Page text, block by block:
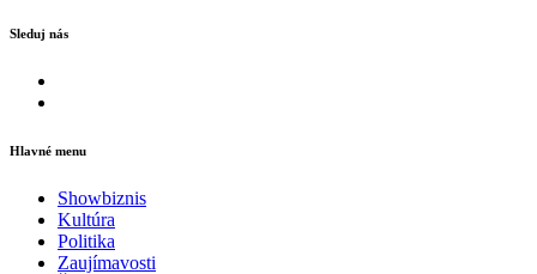
Sleduj nás
Hlavné menu
Showbiznis
Kultúra
Politika
Zaujímavosti